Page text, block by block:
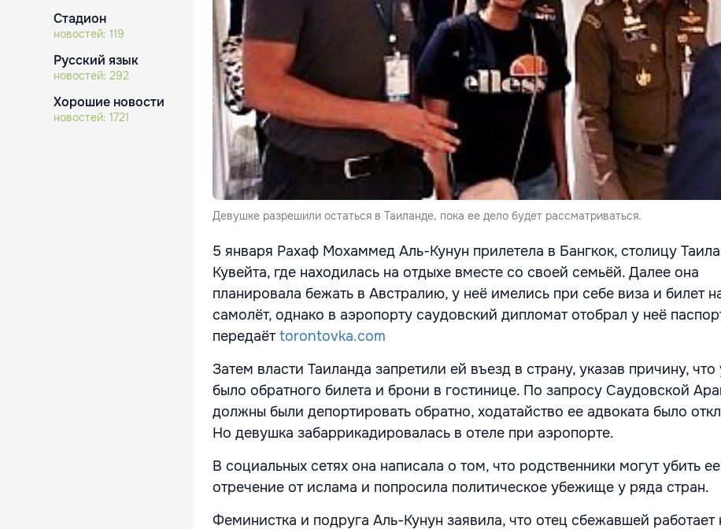
Стадион
новостей: 119
Русский язык
новостей: 292
Хорошие новости
новостей: 1721
Девушке разрешили остаться в Таиланде, пока ее дело будет рассматриваться.
5 января Рахаф Мохаммед Аль-Кунун прилетела в Бангкок, столицу
Кувейта, где находилась на отдыхе вместе со своей семьёй. Далее она
планировала бежать в Австралию, у неё имелись при себе виза и билет
самолёт, однако в аэропорту саудовский дипломат отобрал у неё
передаётtorontovka.com
Затем власти Таиланда запретили ей въезд в страну, указав причину, что
было обратного билета и брони в гостинице. По запросу Саудовской
должны были депортировать обратно, ходатайство ее адвоката было
Но девушка забаррикадировалась в отеле при аэропорте.
В социальных сетях она написала о том, что родственники могут убить
отречение от ислама и попросила политическое убежище у ряда стран.
Феминистка и подруга Аль-Кунун заявила, что отец сбежавшей работает